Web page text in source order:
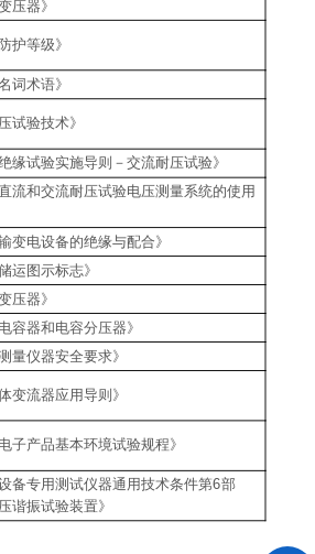
压器》
护等级》
词术语》
试验技术》
绝缘试验实施导则－交流耐压试验》
直流和交流耐压试验电压测量系统的使用
输变电设备的绝缘与配合》
运图示标志》
压器》
容器和电容分压器》
量仪器安全要求》
变流器应用导则》
电子产品基本环境试验规程》
设备专用测试仪器通用技术条件第6部
谐振试验装置》